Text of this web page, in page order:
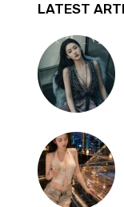
LATEST